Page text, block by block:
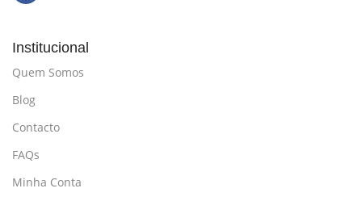
Institucional
Quem Somos
Blog
Contacto
FAQs
Minha Conta